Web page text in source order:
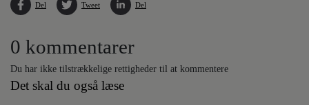
Del Tweet Del
0 kommentarer
Du har ikke tilstrækkelige rettigheder til at kommentere
Det skal du også læse